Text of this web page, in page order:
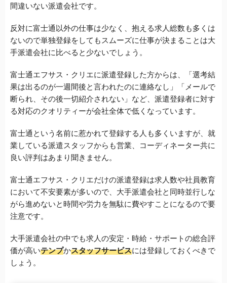
間違いない派遣会社です。
反対に富士通以外の仕事は少なく、抱える求人総数も多くは
ないので単独登録をしてもスムーズに仕事が決まることは大
手派遣会社に比べると少ないでしょう。
富士通エフサス・クリエに派遣登録した方からは、「選考結
果は出るのが一週間後と言われたのに連絡なし」「メールで
断られ、その後一切紹介されない」など、派遣登録者に対す
る対応のクオリティーが会社全体で低くなっています。
富士通という名前に惹かれて登録する人も多くいますが、就
業している派遣スタッフからも営業、コーディネーター共に
良い評判はあまり聞きません。
富士通エフサス・クリエだけの派遣登録は求人数や社員教育
において不安要素が多いので、大手派遣会社と同時並行しな
がら進めないと時間や労力を無駄に費やすことになるので要
注意です。
大手派遣会社の中でも求人の安定・時給・サポートの総合評
価が高いテンプかスタッフサービスには登録しておくべきで
しょう。